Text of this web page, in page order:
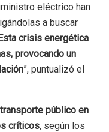
eléctrico han
a buscar
crisis energética
provocando un
”, puntualizó el
público en
críticos, según los